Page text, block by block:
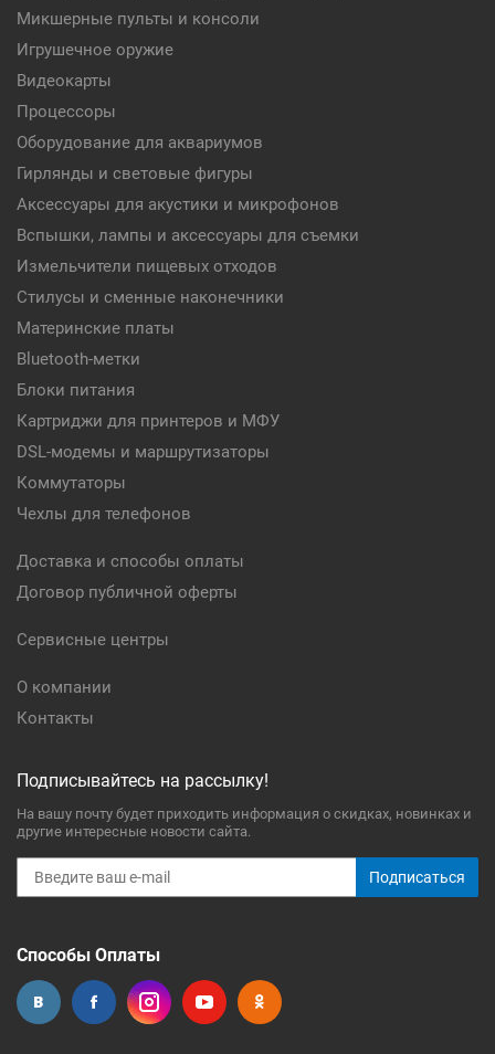
Микшерные пульты и консоли
Игрушечное оружие
Видеокарты
Процессоры
Оборудование для аквариумов
Гирлянды и световые фигуры
Аксессуары для акустики и микрофонов
Вспышки, лампы и аксессуары для съемки
Измельчители пищевых отходов
Стилусы и сменные наконечники
Материнские платы
Bluetooth-метки
Блоки питания
Картриджи для принтеров и МФУ
DSL-модемы и маршрутизаторы
Коммутаторы
Чехлы для телефонов
Доставка и способы оплаты
Договор публичной оферты
Сервисные центры
О компании
Контакты
Подписывайтесь на рассылку!
На вашу почту будет приходить информация о скидках, новинках и
другие интересные новости сайта.
Подписаться
Способы Оплаты